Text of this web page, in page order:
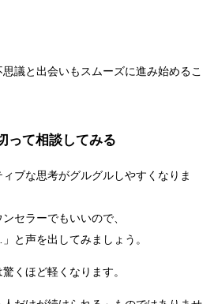
議と出会いもスムーズに進み始めるこ
って相談してみる
ブな思考がグルグルしやすくなりま
セラーでもいいので、
と声を出してみましょう。
くほど軽くなります。